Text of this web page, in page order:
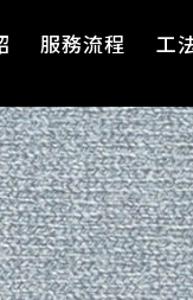
服務流程 工